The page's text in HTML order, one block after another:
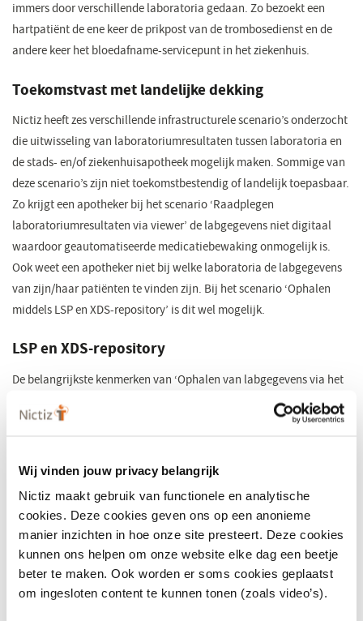
Wij vinden jouw privacy belangrijk
Nictiz maakt gebruik van functionele en analytische
cookies. Deze cookies geven ons op een anonieme
manier inzichten in hoe onze site presteert. Deze cookies
kunnen ons helpen om onze website elke dag een beetje
beter te maken. Ook worden er soms cookies geplaatst
om ingesloten content te kunnen tonen (zoals video’s).
immers door verschillende laboratoria gedaan. Zo bezoekt een
hartpatiënt de ene keer de prikpost van de trombosedienst en de
andere keer het bloedafname-servicepunt in het ziekenhuis.
Toekomstvast met landelijke dekking
Nictiz heeft zes verschillende infrastructurele scenario’s onderzocht
die uitwisseling van laboratoriumresultaten tussen laboratoria en
de stads- en/of ziekenhuisapotheek mogelijk maken. Sommige van
deze scenario’s zijn niet toekomstbestendig of landelijk toepasbaar.
Zo krijgt een apotheker bij het scenario ‘Raadplegen
laboratoriumresultaten via viewer’ de labgegevens niet digitaal
waardoor geautomatiseerde medicatiebewaking onmogelijk is.
Ook weet een apotheker niet bij welke laboratoria de labgegevens
van zijn/haar patiënten te vinden zijn. Bij het scenario ‘Ophalen
middels LSP en XDS-repository’ is dit wel mogelijk.
LSP en XDS-repository
De belangrijkste kenmerken van ‘Ophalen van labgegevens via het
LSP en XDS-repository’ zijn:
lab2zorg-bericht uit de informatiestandaard Labuitwisseling
van Nictiz.
Laboratoria sturen elektronisch 24/7 de labresultaten aan de
apothekers en hebben hun coderingen geharmoniseerd
conform de
Nederlandse Labcodeset
(opent
in
De apotheek- en laboratoriumsystemen maken gebruik van